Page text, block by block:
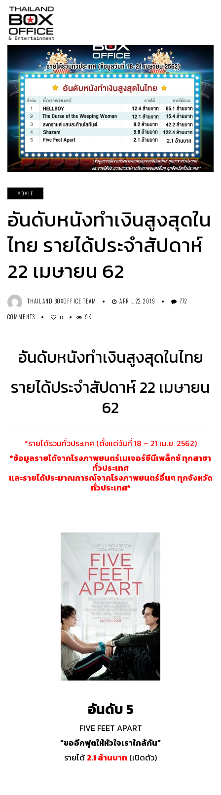
MOVIE
อันดับหนังทำเงินสูงสุดใน
ไทย รายได้ประจำสัปดาห์
22 เมษายน 62
THAILAND BOXOFFICE TEAM APRIL 22, 2019
772
COMMENTS
0 9K
อันดับหนังทำเงินสูงสุดในไทย
รายได้ประจำสัปดาห์ 22 เมษายน
62
*รายได้รวมทั่วประเทศ (ตั้งแต่วันที่ 18 – 21 เม.ย. 2562)
*ข้อมูลรายได้จากโรงภาพยนตร์เมเจอร์ซีนีเพล็กซ์ ทุกสาขา
ทั่วประเทศ
และรายได้ประมาณการณ์จากโรงภาพยนตร์อื่นๆ ทุกจังหวัด
ทั่วประเทศ*
อันดับ 5
FIVE FEET APART
“ขออีกฟุตให้หัวใจเราใกล้กัน”
รายได้ 2.1 ล้านบาท (เปิดตัว)